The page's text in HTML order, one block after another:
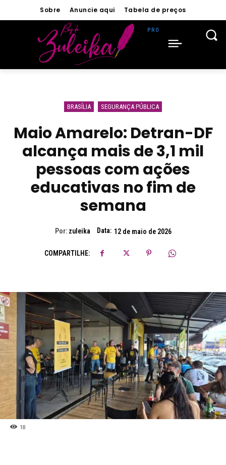
Sobre Anuncie aqui Tabela de preços
BRASÍLIA SEGURANÇA PÚBLICA
Maio Amarelo: Detran-DF
alcança mais de 3,1 mil
pessoas com ações
educativas no fim de
semana
Por: zuleika Data: 12 de maio de 2026
COMPARTILHE:
18